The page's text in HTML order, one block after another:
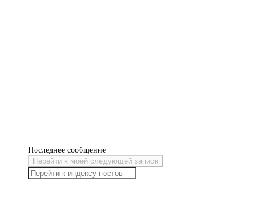
Последнее сообщение
Перейти к моей следующей записи